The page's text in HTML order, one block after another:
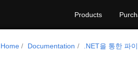
Products
Home Documentation .NET을 통한 파